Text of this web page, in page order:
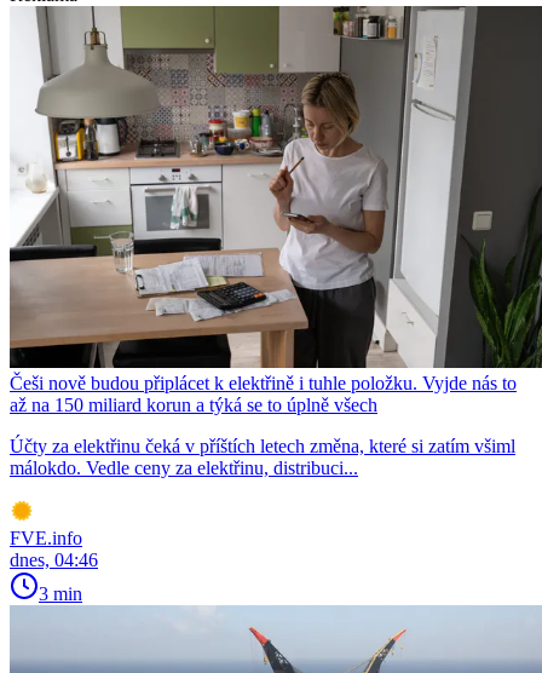
Češi nově budou připlácet k elektřině i tuhle položku. Vyjde nás to
až na 150 miliard korun a týká se to úplně všech
Účty za elektřinu čeká v příštích letech změna, které si zatím všiml
málokdo. Vedle ceny za elektřinu, distribuci...
FVE.info
dnes, 04:46
3 min